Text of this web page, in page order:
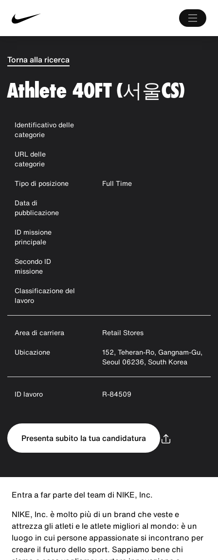
Torna alla ricerca
Athlete 40FT (서울CS)
Identificativo delle
categorie
URL delle
categorie
Tipo di posizione
Full Time
Data di
pubblicazione
ID missione
principale
Secondo ID
missione
Classificazione del
lavoro
Area di carriera
Retail Stores
Ubicazione
152, Teheran-Ro, Gangnam-Gu,
Seoul 06236, South Korea
ID lavoro R-84509
Presenta subito la tua candidatura
Entra a far parte del team di NIKE, Inc.
NIKE, Inc. è molto più di un brand che veste e
attrezza gli atleti e le atlete migliori al mondo: è un
luogo in cui persone appassionate si incontrano per
creare il futuro dello sport. Sappiamo bene chi